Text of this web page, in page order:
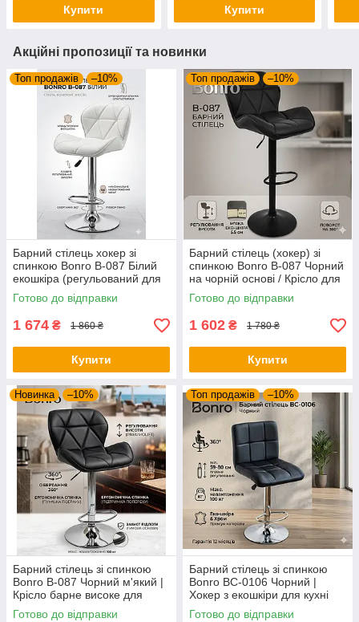
Купити Купити
Акційні пропозиції та новинки
Топ продажів –10%
Барний стілець хокер зі
спинкою Bonro B-087 Білий
екошкіра (регульований для
кухні та кафе)
Готово до відправки
1 674 ₴ 1 860 ₴
Купити
Топ продажів –10%
Барний стілець (хокер) зі
спинкою Bonro B-087 Чорний
на чорній основі / Крісло для
бару та кухні з екошкіри
Готово до відправки
1 602 ₴ 1 780 ₴
Купити
Новинка –10%
Барний стілець зі спинкою
Bonro B-087 Чорний м'який |
Крісло барне високе для
кухні кафе та бару
Готово до відправки
Топ продажів –10%
Барний стілець зі спинкою
Bonro BC-0106 Чорний |
Хокер з екошкіри для кухні
бару та салону краси
Готово до відправки